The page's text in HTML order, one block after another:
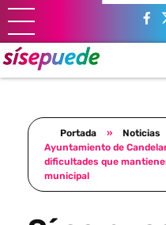
Sí se puede Canarias
Únete al movimiento ecosocialista
Portada » Noticias
Ayuntamiento de
dificultades que
municipal